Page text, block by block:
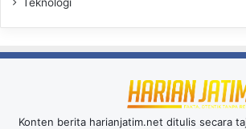
Konten berita harianjatim.net ditulis secara